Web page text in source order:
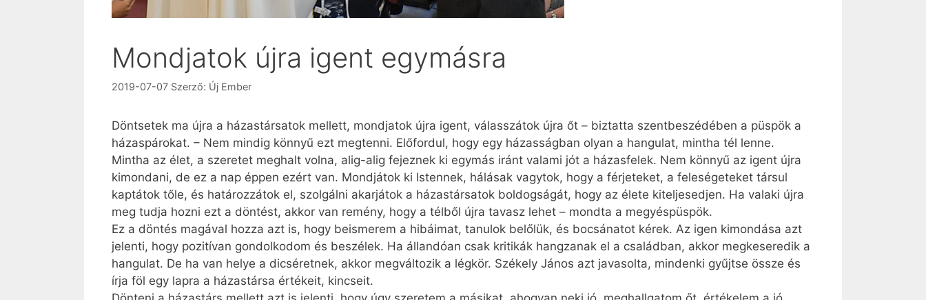
Mondjatok újra igent egymásra
2019-07-07 Szerző: Új Ember
Döntsetek ma újra a házastársatok mellett, mondjatok újra igent, válasszátok újra őt – biztatta szentbeszédében a püspök a
házaspárokat. – Nem mindig könnyű ezt megtenni. Előfordul, hogy egy házasságban olyan a hangulat, mintha tél lenne.
Mintha az élet, a szeretet meghalt volna, alig-alig fejeznek ki egymás iránt valami jót a házasfelek. Nem könnyű az igent újra
kimondani, de ez a nap éppen ezért van. Mondjátok ki Istennek, hálásak vagytok, hogy a férjeteket, a feleségeteket társul
kaptátok tőle, és határozzátok el, szolgálni akarjátok a házastársatok boldogságát, hogy az élete kiteljesedjen. Ha valaki újra
meg tudja hozni ezt a döntést, akkor van remény, hogy a télből újra tavasz lehet – mondta a megyéspüspök.
Ez a döntés magával hozza azt is, hogy beismerem a hibáimat, tanulok belőlük, és bocsánatot kérek. Az igen kimondása azt
jelenti, hogy pozitívan gondolkodom és beszélek. Ha állandóan csak kritikák hangzanak el a családban, akkor megkeseredik a
hangulat. De ha van helye a dicséretnek, akkor megváltozik a légkör. Székely János azt javasolta, mindenki gyűjtse össze és
írja föl egy lapra a házastársa értékeit, kincseit.